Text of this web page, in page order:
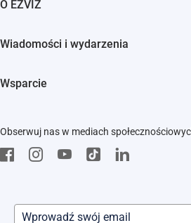
O EZVIZ
Trust Center
EZVIZ CSR
Wiadomości i wydarzenia
Wsparcie
Pobierz
Obserwuj nas w mediach